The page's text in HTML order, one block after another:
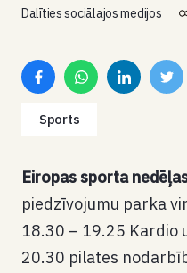
Dalīties sociālajos medijos
Sports
Eiropas sporta
piedzīvojumu parka
18.30 – 19.25 Kardio
20.30 pilates